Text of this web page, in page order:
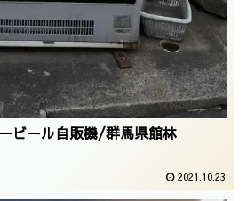
ビール自販機/群馬県館林
2021.10.23